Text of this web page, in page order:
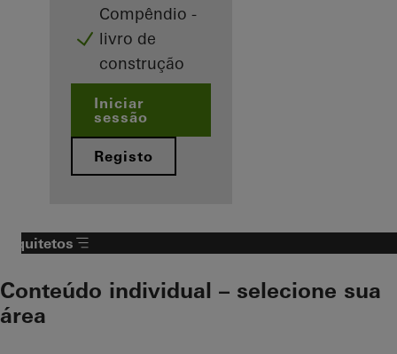
Compêndio -
livro de
construção
Iniciar
sessão
Registo
Arquitetos
Conteúdo individual – selecione sua
área​